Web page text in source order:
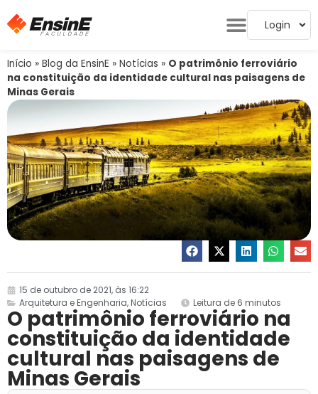
Login
Início » Blog da EnsinE » Notícias » O patrimônio ferroviário
na constituição da identidade cultural nas paisagens de
Minas Gerais
15 de outubro de 2021, às 16:22
Arquitetura e Engenharia,Notícias Leitura de 6 minutos
O patrimônio ferroviário na
constituição da identidade
cultural nas paisagens de
Minas Gerais